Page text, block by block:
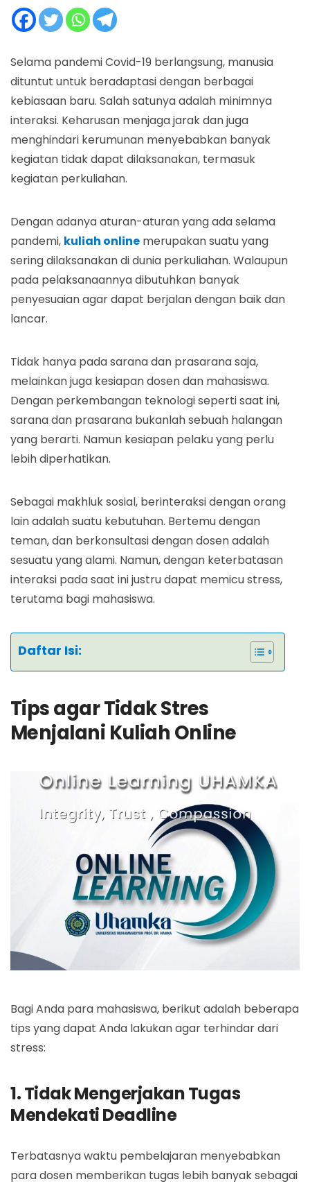
Selama pandemi Covid-19 berlangsung, manusia
dituntut untuk beradaptasi dengan berbagai
kebiasaan baru. Salah satunya adalah minimnya
interaksi. Keharusan menjaga jarak dan juga
menghindari kerumunan menyebabkan banyak
kegiatan tidak dapat dilaksanakan, termasuk
kegiatan perkuliahan.
Dengan adanya aturan-aturan yang ada selama
pandemi, kuliah online merupakan suatu yang
sering dilaksanakan di dunia perkuliahan. Walaupun
pada pelaksanaannya dibutuhkan banyak
penyesuaian agar dapat berjalan dengan baik dan
lancar.
Tidak hanya pada sarana dan prasarana saja,
melainkan juga kesiapan dosen dan mahasiswa.
Dengan perkembangan teknologi seperti saat ini,
sarana dan prasarana bukanlah sebuah halangan
yang berarti. Namun kesiapan pelaku yang perlu
lebih diperhatikan.
Sebagai makhluk sosial, berinteraksi dengan orang
lain adalah suatu kebutuhan. Bertemu dengan
teman, dan berkonsultasi dengan dosen adalah
sesuatu yang alami. Namun, dengan keterbatasan
interaksi pada saat ini justru dapat memicu stress,
terutama bagi mahasiswa.
Daftar Isi:
Tips agar Tidak Stres
Menjalani Kuliah Online
Bagi Anda para mahasiswa, berikut adalah beberapa
tips yang dapat Anda lakukan agar terhindar dari
stress:
1. Tidak Mengerjakan Tugas
Mendekati Deadline
Terbatasnya waktu pembelajaran menyebabkan
para dosen memberikan tugas lebih banyak sebagai